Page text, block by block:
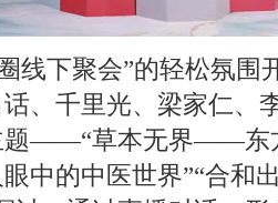
线下聚会”的轻松氛围
、千里光、梁家仁、
题——“草本无界——东
中的中医世界”“合和